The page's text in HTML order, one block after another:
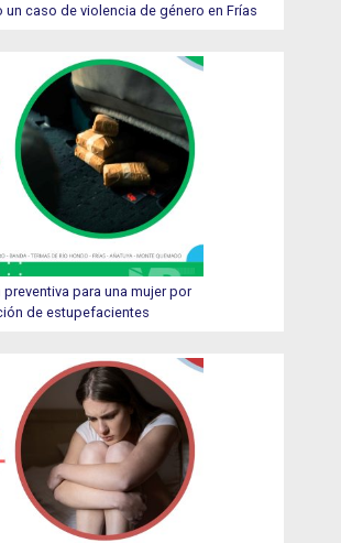
un caso de violencia de género en Frías
para una mujer por
de estupefacientes